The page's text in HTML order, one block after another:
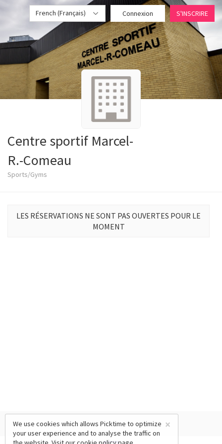
French (Français) Connexion S'INSCRIRE
Centre sportif Marcel-
R.-Comeau
Sports/Gyms
LES RÉSERVATIONS NE SONT PAS OUVERTES POUR LE
MOMENT
×
We use cookies which allows Picktime to optimize
your user experience and to analyse the traffic on